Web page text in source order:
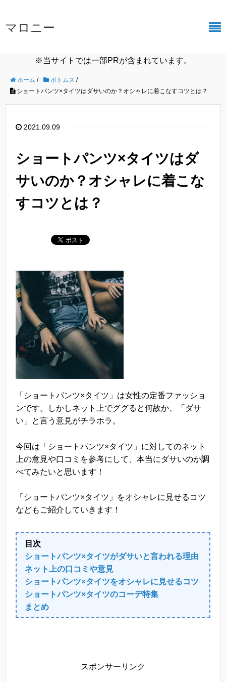
マロニー
※当サイトでは一部PRが含まれています。
ホーム / ボトムス /
ショートパンツ×タイツはダサいのか？オシャレに着こなすコツとは？
2021.09.09
ショートパンツ×タイツはダ
サいのか？オシャレに着こな
すコツとは？
「ショートパンツ×タイツ」は女性の定番ファッショ
ンです。しかしネット上でググると何故か、「ダサ
い」と言う意見がチラホラ。
今回は「ショートパンツ×タイツ」に対してのネット
上の意見や口コミを参考にして、本当にダサいのか調
べてみたいと思います！
「ショートパンツ×タイツ」をオシャレに見せるコツ
などもご紹介していきます！
目次
ショートパンツ×タイツがダサいと言われる理由
ネット上の口コミや意見
ショートパンツ×タイツをオシャレに見せるコツ
ショートパンツ×タイツのコーデ特集
まとめ
スポンサーリンク